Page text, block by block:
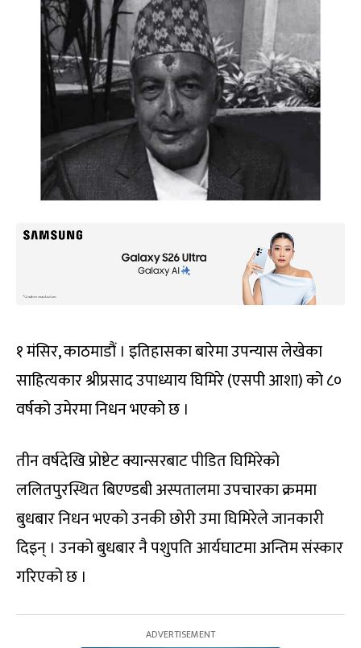
१ मंसिर, काठमाडौं । इतिहासका बारेमा उपन्यास लेखेका
साहित्यकार श्रीप्रसाद उपाध्याय घिमिरे (एसपी आशा) को ८०
वर्षको उमेरमा निधन भएको छ ।
तीन वर्षदेखि प्रोष्टेट क्यान्सरबाट पीडित घिमिरेको
ललितपुरस्थित बिएण्डबी अस्पतालमा उपचारका क्रममा
बुधबार निधन भएको उनकी छोरी उमा घिमिरेले जानकारी
दिइन् । उनको बुधबार नै पशुपति आर्यघाटमा अन्तिम संस्कार
गरिएको छ ।